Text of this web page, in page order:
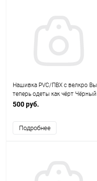
Нашивка PVC/ПВХ с велкро Вы
теперь одеты как чёрт Чёрный
ZL02561
500 руб.
Подробнее